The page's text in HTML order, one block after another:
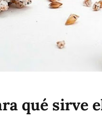
qué sirve